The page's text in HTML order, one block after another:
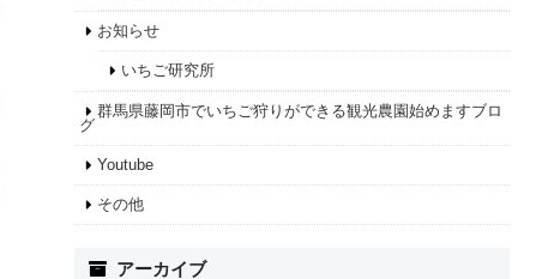
お知らせ
いちご研究所
群馬県藤岡市でいちご狩りができる観光農園始めますブロ
グ
Youtube
その他
アーカイブ